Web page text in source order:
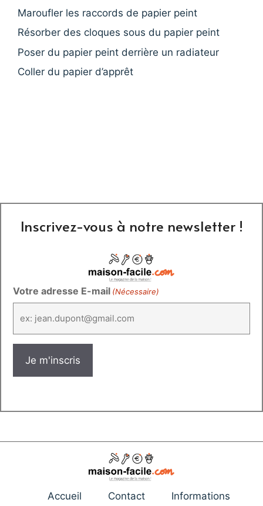
Maroufler les raccords de papier peint
Résorber des cloques sous du papier peint
Poser du papier peint derrière un radiateur
Coller du papier d’apprêt
Inscrivez-vous à notre newsletter !
Votre adresse E-mail (Nécessaire)
Accueil Contact
Informations